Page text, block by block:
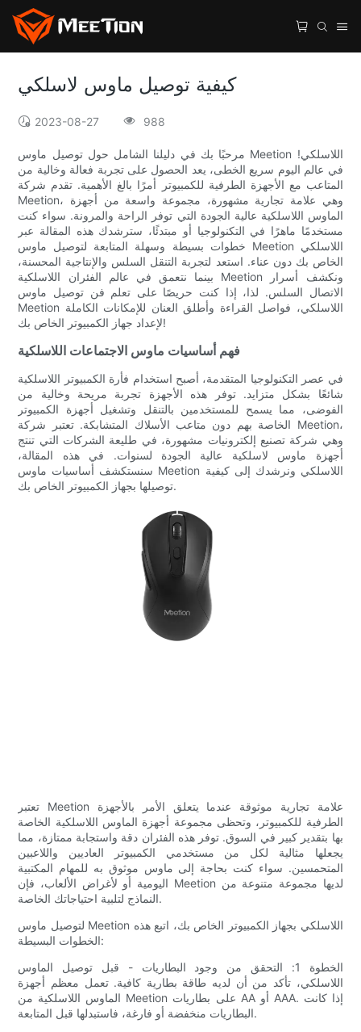
كيفية توصيل ماوس لاسلكي
2023-08-27 988
مرحبًا بك في دليلنا الشامل حول توصيل ماوس Meetion اللاسلكي!
في عالم اليوم سريع الخطى، يعد الحصول على تجربة فعالة وخالية من
المتاعب مع الأجهزة الطرفية للكمبيوتر أمرًا بالغ الأهمية. تقدم شركة
Meetion، وهي علامة تجارية مشهورة، مجموعة واسعة من أجهزة
الماوس اللاسلكية عالية الجودة التي توفر الراحة والمرونة. سواء كنت
مستخدمًا ماهرًا في التكنولوجيا أو مبتدئًا، سترشدك هذه المقالة عبر
خطوات بسيطة وسهلة المتابعة لتوصيل ماوس Meetion اللاسلكي
الخاص بك دون عناء. استعد لتجربة التنقل السلس والإنتاجية المحسنة،
بينما نتعمق في عالم الفئران اللاسلكية Meetion ونكشف أسرار
الاتصال السلس. لذا، إذا كنت حريصًا على تعلم فن توصيل ماوس
Meetion اللاسلكي، فواصل القراءة وأطلق العنان للإمكانات الكاملة
لإعداد جهاز الكمبيوتر الخاص بك!
فهم أساسيات ماوس الاجتماعات اللاسلكية
في عصر التكنولوجيا المتقدمة، أصبح استخدام فأرة الكمبيوتر اللاسلكية
شائعًا بشكل متزايد. توفر هذه الأجهزة تجربة مريحة وخالية من
الفوضى، مما يسمح للمستخدمين بالتنقل وتشغيل أجهزة الكمبيوتر
الخاصة بهم دون متاعب الأسلاك المتشابكة. تعتبر شركة Meetion،
وهي شركة تصنيع إلكترونيات مشهورة، في طليعة الشركات التي تنتج
أجهزة ماوس لاسلكية عالية الجودة لسنوات. في هذه المقالة،
سنستكشف أساسيات ماوس Meetion اللاسلكي ونرشدك إلى كيفية
توصيلها بجهاز الكمبيوتر الخاص بك.
تعتبر Meetion علامة تجارية موثوقة عندما يتعلق الأمر بالأجهزة
الطرفية للكمبيوتر، وتحظى مجموعة أجهزة الماوس اللاسلكية الخاصة
بها بتقدير كبير في السوق. توفر هذه الفئران دقة واستجابة ممتازة، مما
يجعلها مثالية لكل من مستخدمي الكمبيوتر العاديين واللاعبين
المتحمسين. سواء كنت بحاجة إلى ماوس موثوق به للمهام المكتبية
اليومية أو لأغراض الألعاب، فإن Meetion لديها مجموعة متنوعة من
النماذج لتلبية احتياجاتك الخاصة.
لتوصيل ماوس Meetion اللاسلكي بجهاز الكمبيوتر الخاص بك، اتبع هذه
الخطوات البسيطة:
الخطوة 1: التحقق من وجود البطاريات - قبل توصيل الماوس
اللاسلكي، تأكد من أن لديه طاقة بطارية كافية. تعمل معظم أجهزة
الماوس اللاسلكية من Meetion على بطاريات AA أو AAA. إذا كانت
البطاريات منخفضة أو فارغة، فاستبدلها قبل المتابعة.